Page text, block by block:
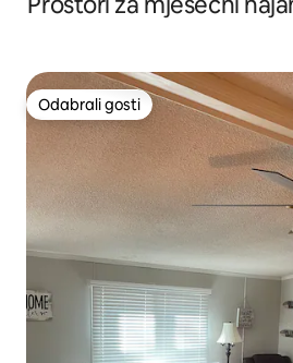
Odabrali gosti
Odabrali gosti